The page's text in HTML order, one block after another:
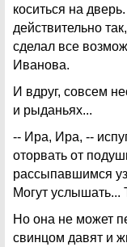
коситься на
действительно
сделал все
Иванова.
И вдруг, совсем
и рыданьях...
-- Ира, Ира, --
оторвать от
рассыпавшимся
Могут услышать...
Но она не может
свинцом давят и